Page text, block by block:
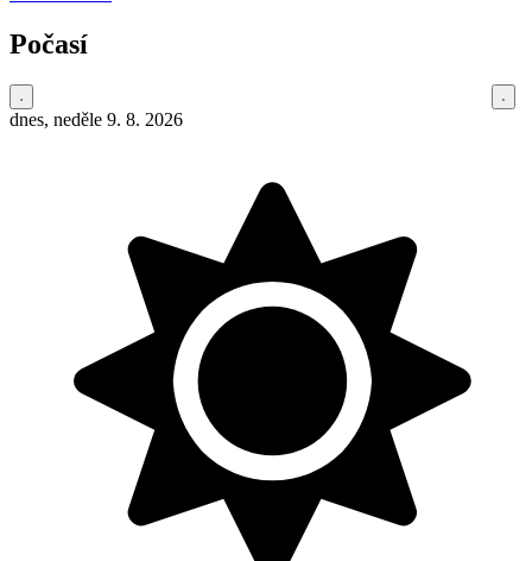
Počasí
dnes, neděle 9. 8. 2026